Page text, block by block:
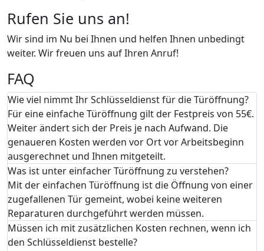
Rufen Sie uns an!
Wir sind im Nu bei Ihnen und helfen Ihnen unbedingt
weiter. Wir freuen uns auf Ihren Anruf!
FAQ
Wie viel nimmt Ihr Schlüsseldienst für die Türöffnung?
Für eine einfache Türöffnung gilt der Festpreis von 55€.
Weiter ändert sich der Preis je nach Aufwand. Die
genaueren Kosten werden vor Ort vor Arbeitsbeginn
ausgerechnet und Ihnen mitgeteilt.
Was ist unter einfacher Türöffnung zu verstehen?
Mit der einfachen Türöffnung ist die Öffnung von einer
zugefallenen Tür gemeint, wobei keine weiteren
Reparaturen durchgeführt werden müssen.
Müssen ich mit zusätzlichen Kosten rechnen, wenn ich
den Schlüsseldienst bestelle?